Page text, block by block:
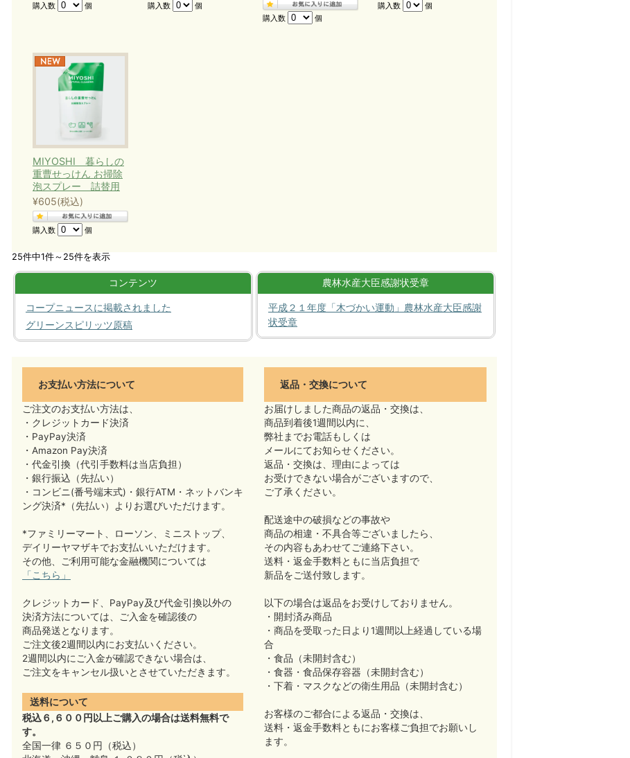
購入数 個 購入数 個
購入数 個
購入数 個
MIYOSHI 暮らしの
重曹せっけん お掃除
泡スプレー 詰替用
¥605(税込)
購入数 個
25件中1件～25件を表示
コンテンツ
コープニュースに掲載されました
グリーンスピリッツ原稿
農林水産大臣感謝状受章
平成２１年度「木づかい運動」農林水産大臣感謝
状受章
お支払い方法について
ご注文のお支払い方法は、
・クレジットカード決済
・PayPay決済
・Amazon Pay決済
・代金引換（代引手数料は当店負担）
・銀行振込（先払い）
・コンビニ(番号端末式)・銀行ATM・ネットバンキ
ング決済*（先払い）よりお選びいただけます。
*ファミリーマート、ローソン、ミニストップ、
デイリーヤマザキでお支払いいただけます。
その他、ご利用可能な金融機関については
「こちら」
クレジットカード、PayPay及び代金引換以外の
決済方法については、ご入金を確認後の
商品発送となります。
ご注文後2週間以内にお支払いください。
2週間以内にご入金が確認できない場合は、
ご注文をキャンセル扱いとさせていただきます。
送料について
税込６,６００円以上ご購入の場合は送料無料で
す。
全国一律 ６５０円（税込）
返品・交換について
お届けしました商品の返品・交換は、
商品到着後1週間以内に、
弊社までお電話もしくは
メールにてお知らせください。
返品・交換は、理由によっては
お受けできない場合がございますので、
ご了承ください。
配送途中の破損などの事故や
商品の相違・不具合等ございましたら、
その内容もあわせてご連絡下さい。
送料・返金手数料ともに当店負担で
新品をご送付致します。
以下の場合は返品をお受けしておりません。
・開封済み商品
・商品を受取った日より1週間以上経過している場
合
・食品（未開封含む）
・食器・食品保存容器（未開封含む）
・下着・マスクなどの衛生用品（未開封含む）
お客様のご都合による返品・交換は、
送料・返金手数料ともにお客様ご負担でお願いし
ます。